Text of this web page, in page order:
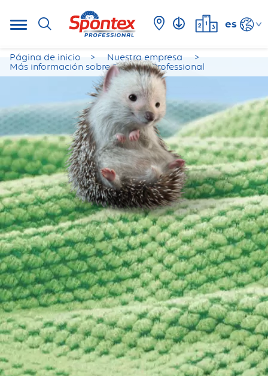
es
Página de inicio
Nuestra empresa
Más información sobre Spontex Professional